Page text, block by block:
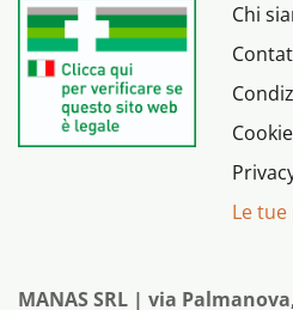
Chi
Le
MANAS SRL | via